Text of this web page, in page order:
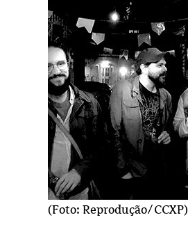
(Foto: Reprodução/CCXP)